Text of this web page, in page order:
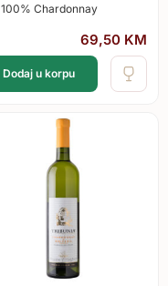
100% Chardonnay
69,50 KM
Dodaj u korpu